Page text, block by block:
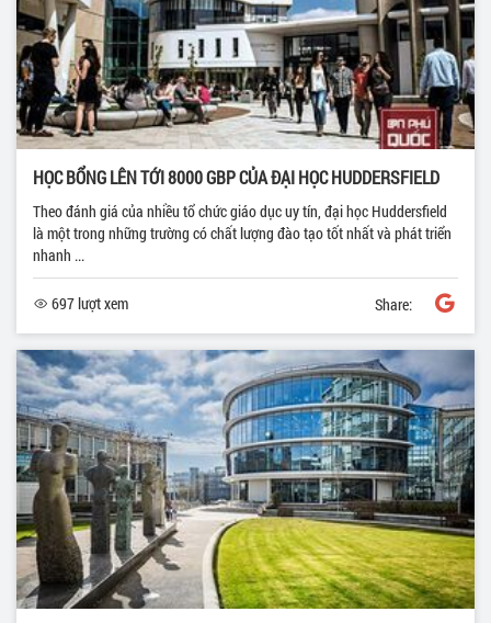
HỌC BỔNG LÊN TỚI 8000 GBP CỦA ĐẠI HỌC HUDDERSFIELD
Theo đánh giá của nhiều tổ chức giáo dục uy tín, đại học Huddersfield
là một trong những trường có chất lượng đào tạo tốt nhất và phát triển
nhanh ...
697 lượt xem Share: